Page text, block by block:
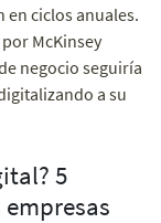
ciclos anuales.
McKinsey
negocio seguiría
a su
5